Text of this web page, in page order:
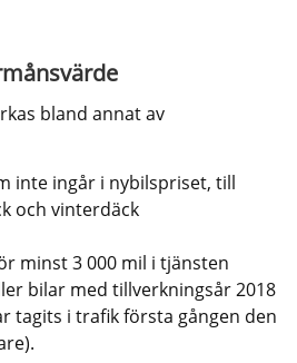
bland annat av
inte ingår i nybilspriset, till
och vinterdäck
minst 3 000 mil i tjänsten
bilar med tillverkningsår 2018
tagits i trafik första gången den